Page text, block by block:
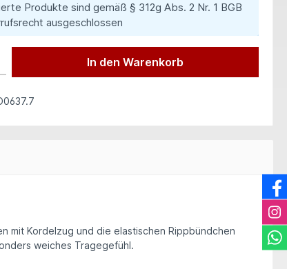
Produkte sind gemäß § 312g Abs. 2 Nr. 1 BGB
ausgeschlossen
In den Warenkorb
mit Kordelzug und die elastischen Rippbündchen
weiches Tragegefühl.